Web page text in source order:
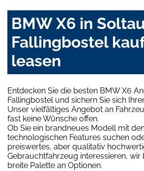
BMW X6 in
Fallingbostel
leasen
Entdecken Sie die besten BMW X6
Fallingbostel und sichern Sie sich
Unser vielfältiges Angebot an
fast keine Wünsche offen.
Ob Sie ein brandneues Modell mit
technologischen Features suchen
preiswertes, aber qualitativ
Gebrauchtfahrzeug interessieren, wir
breite Palette an Optionen.